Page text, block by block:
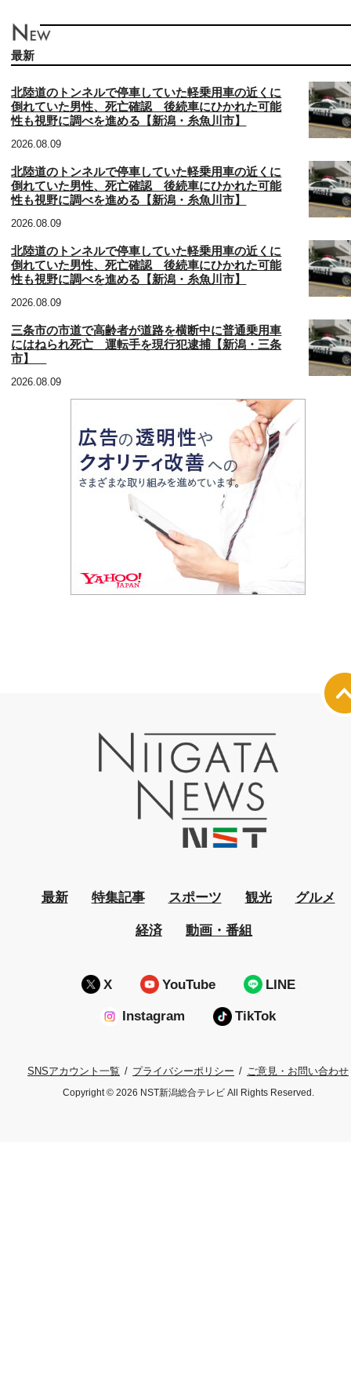
最新
北陸道のトンネルで停車していた軽乗用車の近くに
倒れていた男性、死亡確認 後続車にひかれた可能
性も視野に調べを進める【新潟・糸魚川市】
2026.08.09
北陸道のトンネルで停車していた軽乗用車の近くに
倒れていた男性、死亡確認 後続車にひかれた可能
性も視野に調べを進める【新潟・糸魚川市】
2026.08.09
北陸道のトンネルで停車していた軽乗用車の近くに
倒れていた男性、死亡確認 後続車にひかれた可能
性も視野に調べを進める【新潟・糸魚川市】
2026.08.09
三条市の市道で高齢者が道路を横断中に普通乗用車
にはねられ死亡 運転手を現行犯逮捕【新潟・三条
市】
2026.08.09
最新 特集記事 スポーツ 観光 グルメ
経済 動画・番組
X YouTube LINE
Instagram TikTok
SNSアカウント一覧 プライバシーポリシー ご意見・お問い合わせ
Copyright © 2026 NST新潟総合テレビ All Rights Reserved.